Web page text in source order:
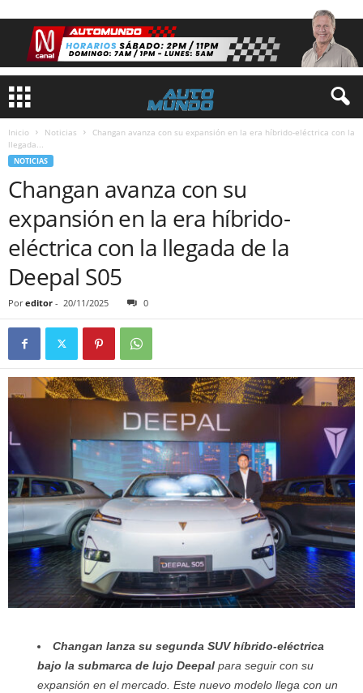
Inicio Noticias
Changan avanza con su expansión en la era híbrido-eléctrica con la
llegada...
NOTICIAS
Changan avanza con su
expansión en la era híbrido-
eléctrica con la llegada de la
Deepal S05
Por editor - 20/11/2025 0
Changan lanza su segunda SUV híbrido-eléctrica
bajo la submarca de lujo Deepal para seguir con su
expansión en el mercado. Este nuevo modelo llega con un